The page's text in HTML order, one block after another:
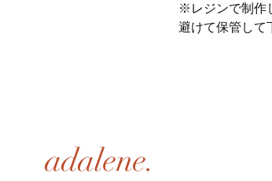
※レジンで制作
避けて保管して
adalene.